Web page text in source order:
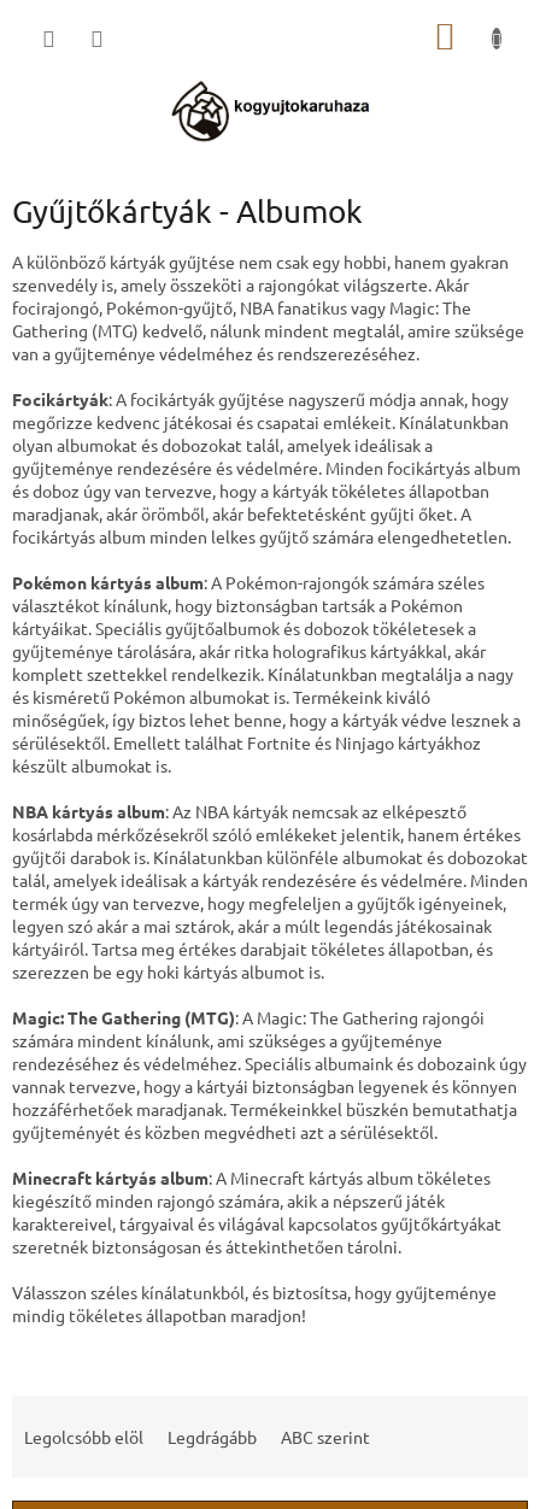
KOSÁR
Gyűjtőkártyák - Albumok
A különböző kártyák gyűjtése nem csak egy hobbi, hanem gyakran
szenvedély is, amely összeköti a rajongókat világszerte. Akár
focirajongó, Pokémon-gyűjtő, NBA fanatikus vagy Magic: The
Gathering (MTG) kedvelő, nálunk mindent megtalál, amire szüksége
van a gyűjteménye védelméhez és rendszerezéséhez.
Focikártyák: A focikártyák gyűjtése nagyszerű módja annak, hogy
megőrizze kedvenc játékosai és csapatai emlékeit. Kínálatunkban
olyan albumokat és dobozokat talál, amelyek ideálisak a
gyűjteménye rendezésére és védelmére. Minden focikártyás album
és doboz úgy van tervezve, hogy a kártyák tökéletes állapotban
maradjanak, akár örömből, akár befektetésként gyűjti őket. A
focikártyás album minden lelkes gyűjtő számára elengedhetetlen.
Pokémon kártyás album: A Pokémon-rajongók számára széles
választékot kínálunk, hogy biztonságban tartsák a Pokémon
kártyáikat. Speciális gyűjtőalbumok és dobozok tökéletesek a
gyűjteménye tárolására, akár ritka holografikus kártyákkal, akár
komplett szettekkel rendelkezik. Kínálatunkban megtalálja a nagy
és kisméretű Pokémon albumokat is. Termékeink kiváló
minőségűek, így biztos lehet benne, hogy a kártyák védve lesznek a
sérülésektől. Emellett találhat Fortnite és Ninjago kártyákhoz
készült albumokat is.
NBA kártyás album: Az NBA kártyák nemcsak az elképesztő
kosárlabda mérkőzésekről szóló emlékeket jelentik, hanem értékes
gyűjtői darabok is. Kínálatunkban különféle albumokat és dobozokat
talál, amelyek ideálisak a kártyák rendezésére és védelmére. Minden
termék úgy van tervezve, hogy megfeleljen a gyűjtők igényeinek,
legyen szó akár a mai sztárok, akár a múlt legendás játékosainak
kártyáiról. Tartsa meg értékes darabjait tökéletes állapotban, és
szerezzen be egy hoki kártyás albumot is.
Magic: The Gathering (MTG): A Magic: The Gathering rajongói
számára mindent kínálunk, ami szükséges a gyűjteménye
rendezéséhez és védelméhez. Speciális albumaink és dobozaink úgy
vannak tervezve, hogy a kártyái biztonságban legyenek és könnyen
hozzáférhetőek maradjanak. Termékeinkkel büszkén bemutathatja
gyűjteményét és közben megvédheti azt a sérülésektől.
Minecraft kártyás album: A Minecraft kártyás album tökéletes
kiegészítő minden rajongó számára, akik a népszerű játék
karaktereivel, tárgyaival és világával kapcsolatos gyűjtőkártyákat
szeretnék biztonságosan és áttekinthetően tárolni.
Válasszon széles kínálatunkból, és biztosítsa, hogy gyűjteménye
mindig tökéletes állapotban maradjon!
Legolcsóbb elöl Legdrágább ABC szerint